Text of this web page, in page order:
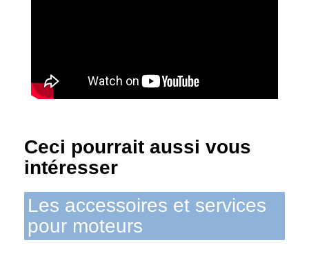
Ceci pourrait aussi vous
intéresser
Les accessoires et services
pour moteurs